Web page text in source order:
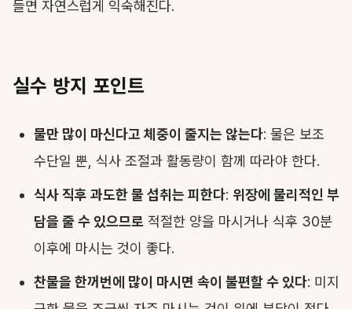
들면 자연스럽게 익숙해진다.
실수 방지 포인트
물만 많이 마신다고 체중이 줄지는 않는다: 물은 보조
수단일 뿐, 식사 조절과 활동량이 함께 따라야 한다.
식사 직후 과도한 물 섭취는 피한다: 위장에 물리적인 부
담을 줄 수 있으므로 적절한 양을 마시거나 식후 30분
이후에 마시는 것이 좋다.
찬물을 한꺼번에 많이 마시면 속이 불편할 수 있다: 미지